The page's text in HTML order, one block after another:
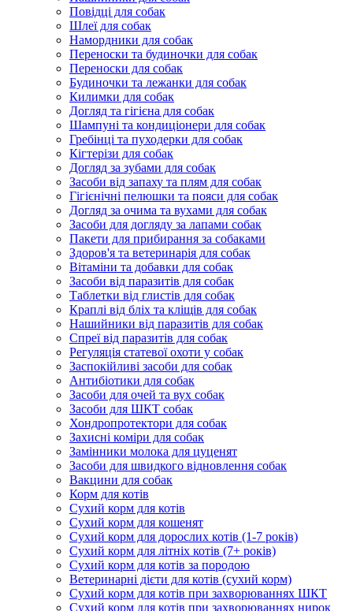
Повідці для собак
Шлеї для собак
Намордники для собак
Переноски та будиночки для собак
Переноски для собак
Будиночки та лежанки для собак
Килимки для собак
Догляд та гігієна для собак
Шампуні та кондиціонери для собак
Гребінці та пуходерки для собак
Кігтерізи для собак
Догляд за зубами для собак
Засоби від запаху та плям для собак
Гігієнічні пелюшки та пояси для собак
Догляд за очима та вухами для собак
Засоби для догляду за лапами собак
Пакети для прибирання за собаками
Здоров'я та ветеринарія для собак
Вітаміни та добавки для собак
Засоби від паразитів для собак
Таблетки від глистів для собак
Краплі від бліх та кліщів для собак
Нашийники від паразитів для собак
Спреї від паразитів для собак
Регуляція статевої охоти у собак
Заспокійливі засоби для собак
Антибіотики для собак
Засоби для очей та вух собак
Засоби для ШКТ собак
Хондропротектори для собак
Захисні коміри для собак
Замінники молока для цуценят
Засоби для швидкого відновлення собак
Вакцини для собак
Корм для котів
Сухий корм для котів
Сухий корм для кошенят
Сухий корм для дорослих котів (1-7 років)
Сухий корм для літніх котів (7+ років)
Сухий корм для котів за породою
Ветеринарні дієти для котів (сухий корм)
Сухий корм для котів при захворюваннях ШКТ
Сухий корм для котів при захворюваннях нирок